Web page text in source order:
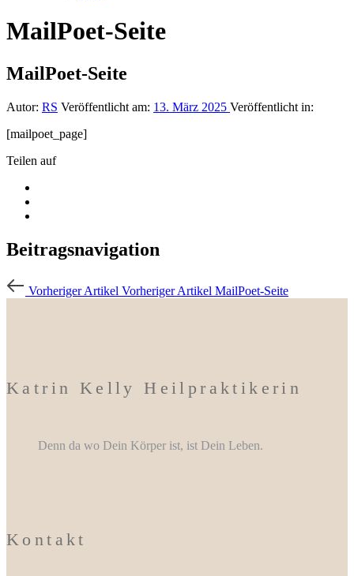
MailPoet-Seite
MailPoet-Seite
Autor: RS Veröffentlicht am: 13. März 2025 Veröffentlicht in:
[mailpoet_page]
Teilen auf
Beitragsnavigation
Vorheriger Artikel Vorheriger Artikel MailPoet-Seite
Katrin Kelly Heilpraktikerin
Denn da wo Dein Körper ist, ist Dein Leben.
Kontakt